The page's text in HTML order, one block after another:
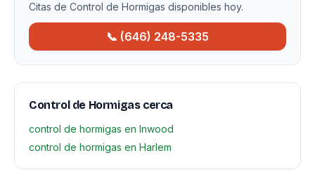
Citas de Control de Hormigas disponibles hoy.
📞 (646) 248-5335
Control de Hormigas cerca
control de hormigas en Inwood
control de hormigas en Harlem